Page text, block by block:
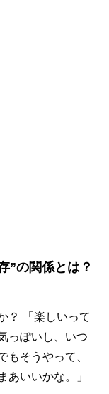
”の関係とは？
？ 「楽しいって
っぽいし、いつ
そうやって、
あいいかな。」